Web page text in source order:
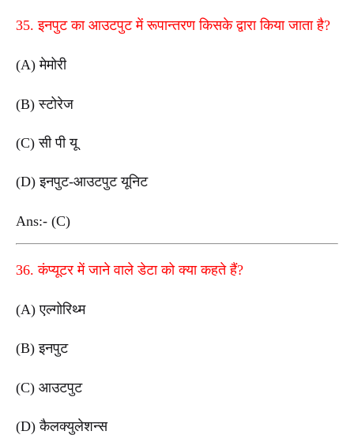
35. इनपुट का आउटपुट में रूपान्तरण किसके द्वारा किया जाता है?
(A) मेमोरी
(B) स्टोरेज
(C) सी पी यू
(D) इनपुट-आउटपुट यूनिट
Ans:- (C)
36. कंप्यूटर में जाने वाले डेटा को क्या कहते हैं?
(A) एल्गोरिथ्म
(B) इनपुट
(C) आउटपुट
(D) कैलक्युलेशन्स